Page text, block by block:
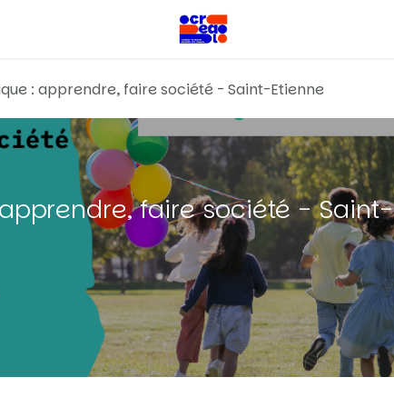
: apprendre, faire société - Saint-Etienne
faire société - Saint-